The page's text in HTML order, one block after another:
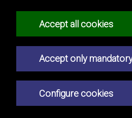
Accept all cookies
Accept only
Configure cookies